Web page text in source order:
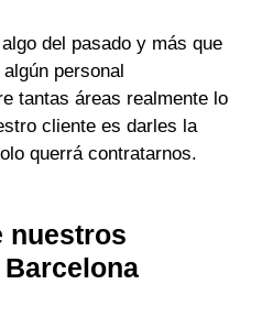
del pasado y más que
personal
tantas áreas realmente lo
cliente es darles la
querrá contratarnos.
nuestros